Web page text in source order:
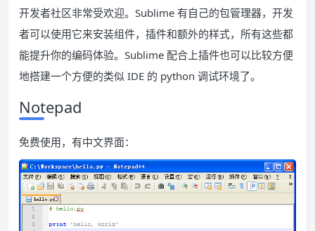
开发者社区非常受欢迎。Sublime 有自己的包管理器，开发
者可以使用它来安装组件，插件和额外的样式，所有这些都
能提升你的编码体验。Sublime 配合上插件也可以比较方便
地搭建一个方便的类似 IDE 的 python 调试环境了。
Notepad
免费使用，有中文界面：